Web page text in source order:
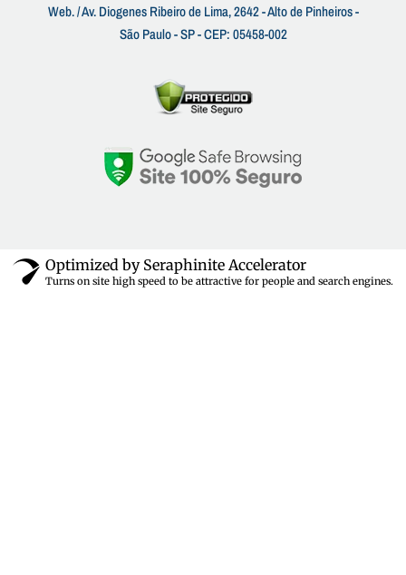
Web. / Av. Diogenes Ribeiro de Lima, 2642 - Alto de Pinheiros -
São Paulo - SP - CEP: 05458-002
Optimized by Seraphinite Accelerator
Turns on site high speed to be attractive for people and search engines.